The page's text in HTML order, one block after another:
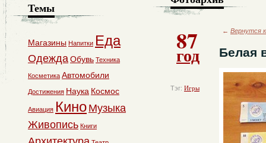
87
год
Тэг: Игры
← Вернутся
Белая
Темы
Магазины Напитки Еда
ОдеждаОбувь Техника
Косметика Автомобили
Достижения Наука Космос
Авиация Кино Музыка
Живопись Книги